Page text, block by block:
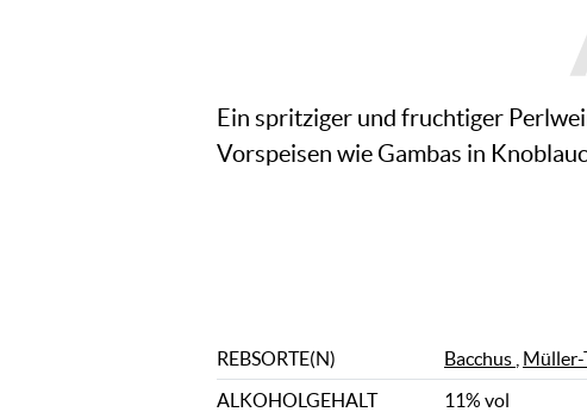
Ein spritziger und fruchtiger
Vorspeisen wie Gambas in
REBSORTE(N) Bacchus Müller-
ALKOHOLGEHALT
11% vol